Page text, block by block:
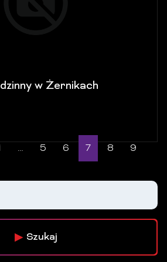
w Żernikach
… 5 6 7 8
9
Szukaj